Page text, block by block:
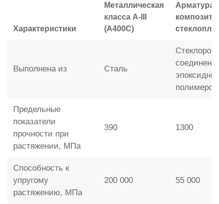
Характеристики
Металлическая
класса A-III
(А400С)
Арматура
Выполнена из Сталь
полимером
Предельные
показатели
прочности при
растяжении, МПа
390 1300
Способность к
упругому
растяжению, МПа
200 000 55 000